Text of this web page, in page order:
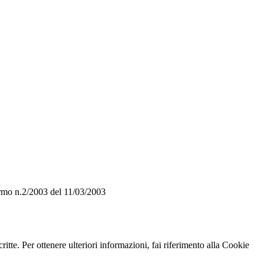
n.2/2003 del 11/03/2003
Per ottenere ulteriori informazioni, fai riferimento alla Cookie